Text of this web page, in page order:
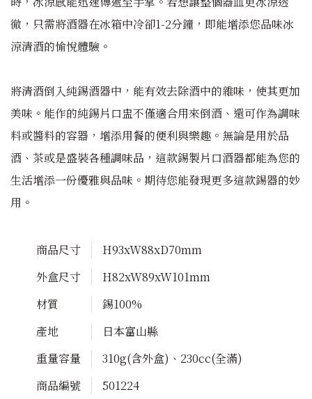
徹，只需將酒器在冰箱中冷卻1-2分鐘，即能增添您品味冰
涼清酒的愉悅體驗。
將清酒倒入純錫酒器中，能有效去除酒中的雜味，使其更加
美味。能作的純錫片口盅不僅適合用來倒酒、還可作為調味
料或醬料的容器，增添用餐的便利與樂趣。無論是用於品
酒、茶或是盛裝各種調味品，這款錫製片口酒器都能為您的
生活增添一份優雅與品味。期待您能發現更多這款錫器的妙
用。
商品尺寸
H93xW88xD70mm
外盒尺寸
H82xW89xW101mm
材質
錫100%
產地
日本富山縣
重量容量
310g(含外盒)、230cc(全滿)
商品編號
501224